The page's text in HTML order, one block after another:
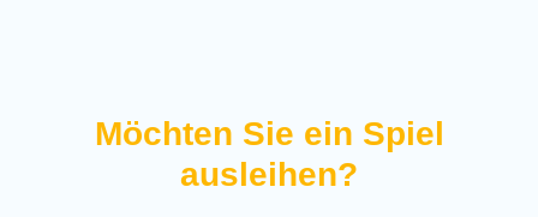
Möchten Sie ein Spiel
ausleihen?